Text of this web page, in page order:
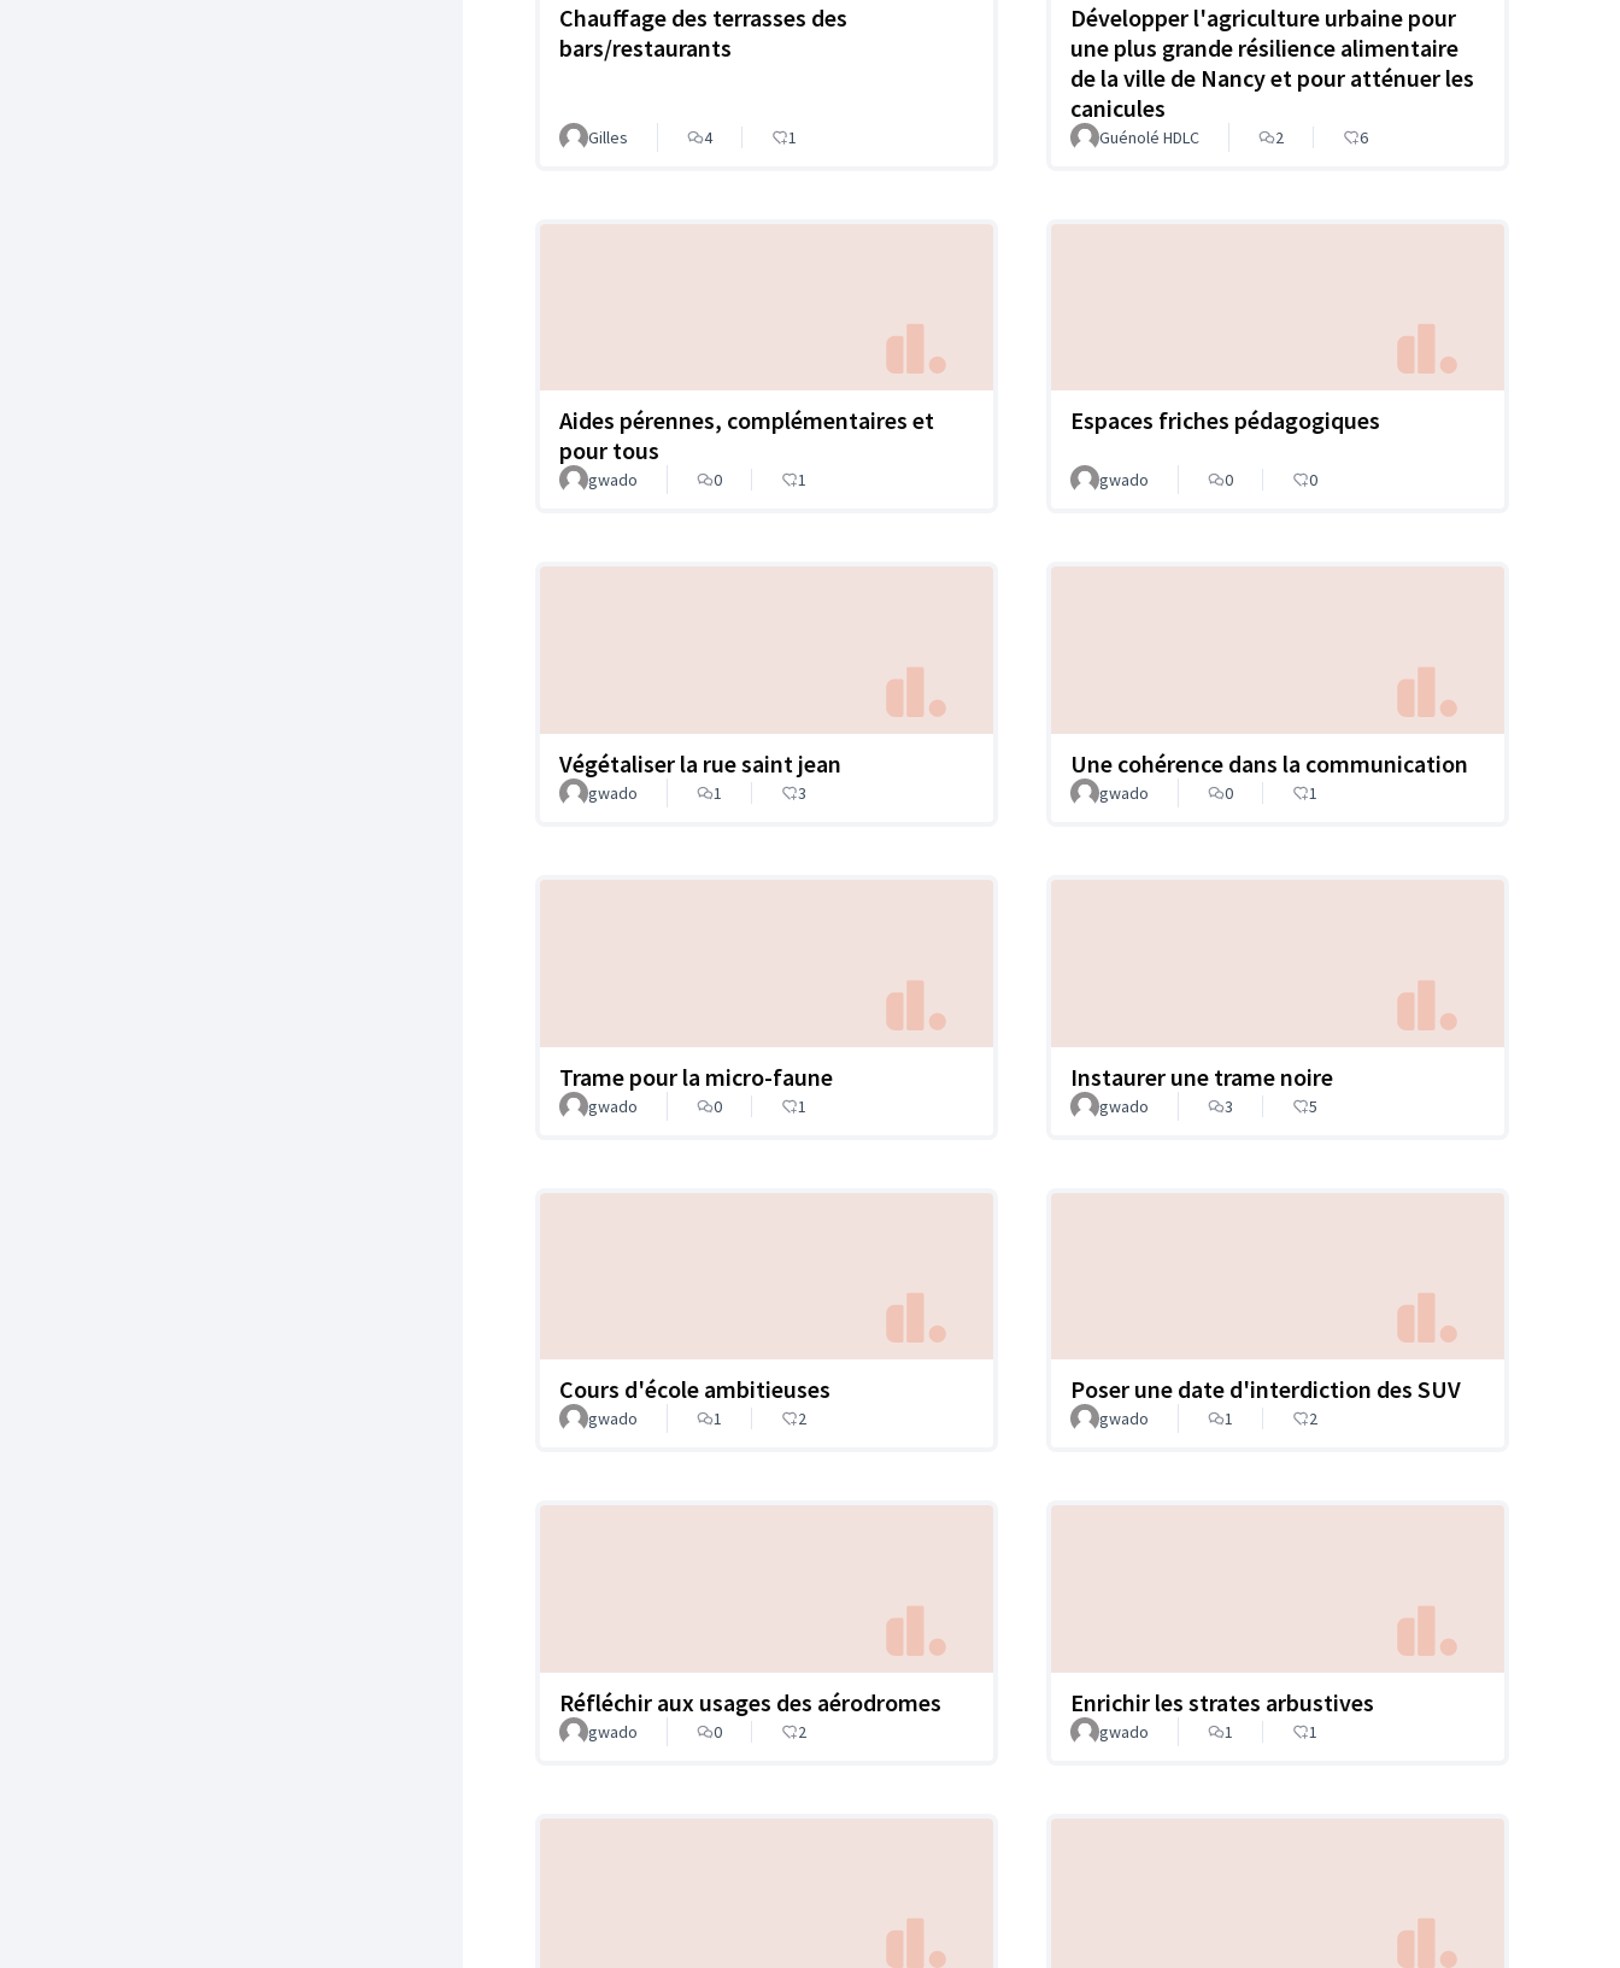
Chauffage des terrasses des
bars/restaurants
Gilles 4 1
Développer l'agriculture urbaine pour
une plus grande résilience alimentaire
de la ville de Nancy et pour atténuer les
canicules
Guénolé HDLC 2 6
Aides pérennes, complémentaires et
pour tous
gwado 0 1
Espaces friches pédagogiques
gwado 0 0
Végétaliser la rue saint jean
gwado 1 3
Une cohérence dans la communication
gwado 0 1
Trame pour la micro-faune
gwado 0 1
Instaurer une trame noire
gwado 3 5
Cours d'école ambitieuses
gwado 1 2
Poser une date d'interdiction des SUV
gwado 1 2
Réfléchir aux usages des aérodromes
gwado 0 2
Enrichir les strates arbustives
gwado 1 1